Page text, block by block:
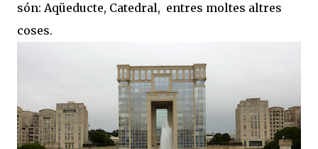
són: Aqüeducte, Catedral, entres moltes altres
coses.